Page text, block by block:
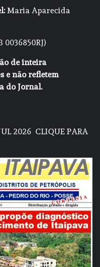
Maria Aparecida
de inteira
e não refletem
do Jornal.
2026 CLIQUE PARA